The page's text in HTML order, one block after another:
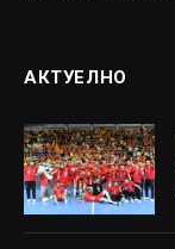
АКТУЕЛНО